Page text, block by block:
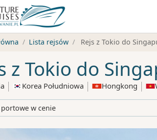
Lista rejsów Rejs z Tokio do
z Tokio do
Korea Południowa Hongkong
w cenie